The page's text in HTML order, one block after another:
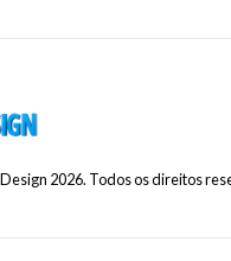
2026. Todos os direitos